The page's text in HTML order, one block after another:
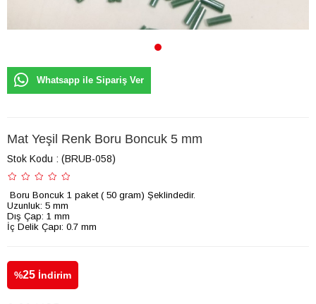
Whatsapp ile Sipariş Ver
Mat Yeşil Renk Boru Boncuk 5 mm
Stok Kodu (BRUB-058)
Boru Boncuk 1 paket ( 50 gram) Şeklindedir.
Uzunluk: 5 mm
Dış Çap: 1 mm
İç Delik Çapı: 0.7 mm
%25 İndirim